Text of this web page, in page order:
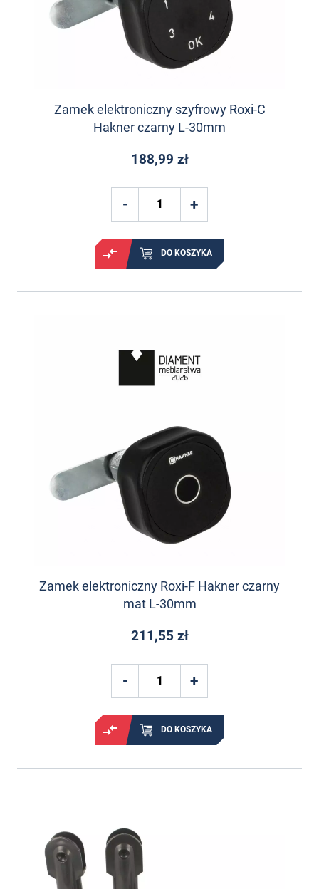
Zamek elektroniczny szyfrowy Roxi-C
Hakner czarny L-30mm
188,99 zł
DO KOSZYKA
Zamek elektroniczny Roxi-F Hakner czarny
mat L-30mm
211,55 zł
DO KOSZYKA